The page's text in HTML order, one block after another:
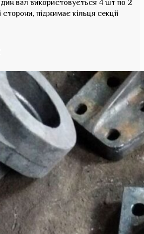
вал використовується 4 шт по 2
піджимає кільця секціі